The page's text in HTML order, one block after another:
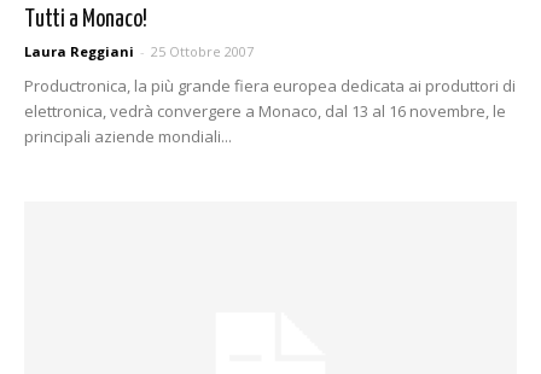
Tutti a Monaco!
Laura Reggiani - 25 Ottobre 2007
Productronica, la più grande fiera europea dedicata ai produttori di
elettronica, vedrà convergere a Monaco, dal 13 al 16 novembre, le
principali aziende mondiali...